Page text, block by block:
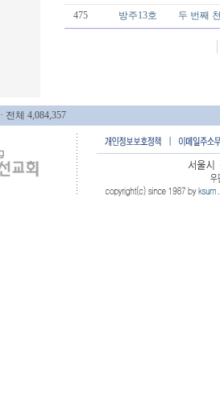
475 방주13호 두 번째
· 전체 4,084,357